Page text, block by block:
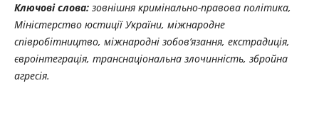
Ключові слова:зовнішня кримінально-правова політика,
Міністерство юстиції України, міжнародне
співробітництво, міжнародні зобов’язання, екстрадиція,
євроінтеграція, транснаціональна злочинність, збройна
агресія.